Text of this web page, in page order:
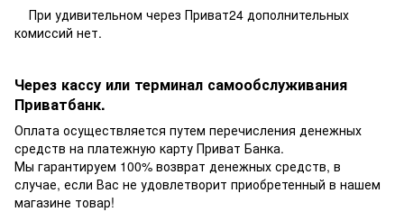
При удивительном через Приват24 дополнительных
комиссий нет.
Через кассу или терминал самообслуживания
Приватбанк.
Оплата осуществляется путем перечисления денежных
средств на платежную карту Приват Банка.
Мы гарантируем 100% возврат денежных средств, в
случае, если Вас не удовлетворит приобретенный в нашем
магазине товар!